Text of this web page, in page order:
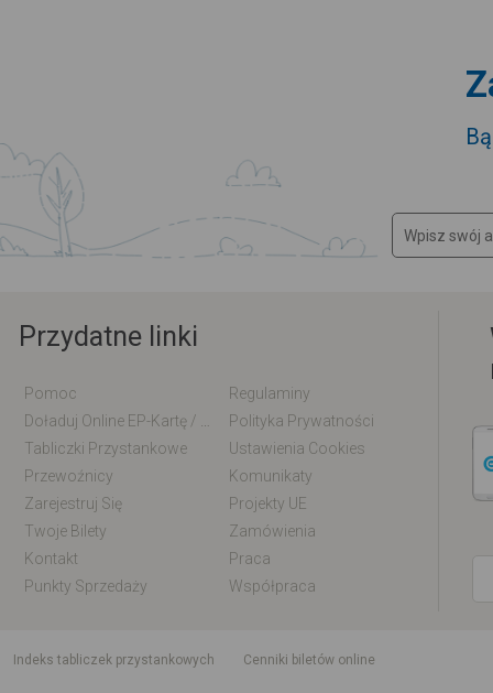
Przydatne linki
Pomoc
Regulaminy
Polityka Prywatności
Tabliczki Przystankowe
Ustawienia Cookies
Przewoźnicy
Komunikaty
Zarejestruj Się
Projekty UE
Twoje Bilety
Zamówienia
Kontakt
Praca
Punkty Sprzedaży
Współpraca
indeks tabliczek przystankowych
Cenniki biletów online